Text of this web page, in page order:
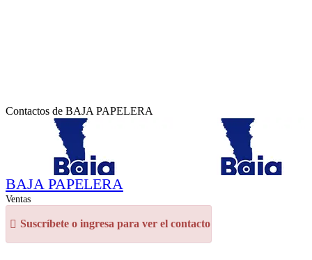
Contactos de BAJA PAPELERA
BAJA PAPELERA
Ventas
Suscríbete o ingresa para ver el contacto